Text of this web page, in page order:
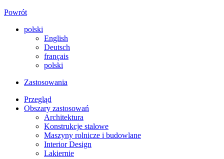
Powrót
polski
English
Deutsch
français
polski
Zastosowania
Przegląd
Obszary zastosowań
Architektura
Konstrukcje stalowe
Maszyny rolnicze i budowlane
Interior Design
Lakiernie